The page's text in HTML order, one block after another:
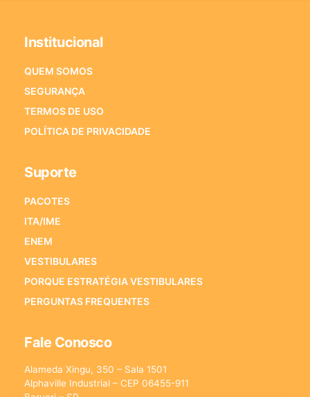
Institucional
QUEM SOMOS
SEGURANÇA
TERMOS DE USO
POLÍTICA DE PRIVACIDADE
Suporte
PACOTES
ITA/IME
ENEM
VESTIBULARES
PORQUE ESTRATÉGIA VESTIBULARES
PERGUNTAS FREQUENTES
Fale Conosco
Alameda Xingu, 350 – Sala 1501
Alphaville Industrial – CEP 06455-911